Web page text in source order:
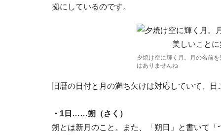
拠にしているのです。
夕焼け空に輝く月。月の名前
はありませんね
旧暦の日付と月の満ち欠けは対応していて、
・1日……朔（さく）
朔とは新月のこと。また、「朔日」と書いて「